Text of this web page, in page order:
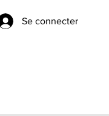
Se connecter